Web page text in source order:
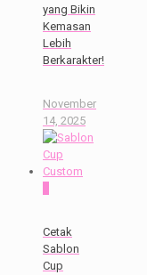
yang Bikin
Kemasan
Lebih
Berkarakter!
November
14, 2025
Cetak
Sablon
Cup